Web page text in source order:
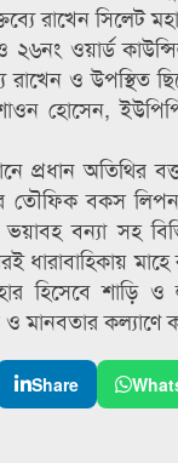
রাখেন সিলেট
ও ২৬নং ওয়ার্ড
রাখেন ও
হোসেন,
প্রধান অতিথির
তৌফিক বকস
বন্যা সহ
ধারাবাহিকায়
হিসেবে শাড়ি
মানবতার
Share